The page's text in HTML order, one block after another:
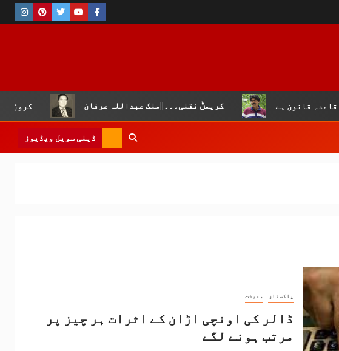
کروڑ لال عیسن :چوپال کریمݨ نقلی۔۔۔||ملک عبداللہ عرفان
ڈیلی سویل ویڈیوز
پاکستان معیشت
ڈالر کی اونچی اڑان کے اثرات ہر چیز پر
مرتب ہونے لگے